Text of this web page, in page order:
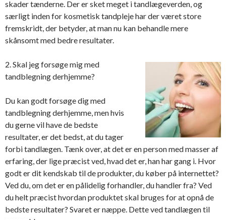
skader tænderne. Der er sket meget i tandlægeverden, og
særligt inden for kosmetisk tandpleje har der været store
fremskridt, der betyder, at man nu kan behandle mere
skånsomt med bedre resultater.
2. Skal jeg forsøge mig med
tandblegning derhjemme?
Du kan godt forsøge dig med
tandblegning derhjemme, men hvis
du gerne vil have de bedste
resultater, er det bedst, at du tager
forbi tandlægen. Tænk over, at det er en person med masser af
erfaring, der lige præcist ved, hvad det er, han har gang i. Hvor
godt er dit kendskab til de produkter, du køber på internettet?
Ved du, om det er en pålidelig forhandler, du handler fra? Ved
du helt præcist hvordan produktet skal bruges for at opnå de
bedste resultater? Svaret er næppe. Dette ved tandlægen til